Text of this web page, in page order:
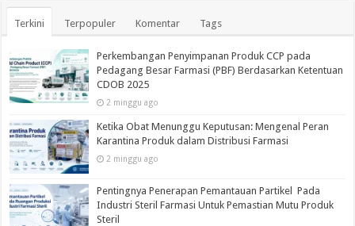
Terkini Terpopuler Komentar Tags
Perkembangan Penyimpanan Produk CCP pada
Pedagang Besar Farmasi (PBF) Berdasarkan Ketentuan
CDOB 2025
2 minggu ago
Ketika Obat Menunggu Keputusan: Mengenal Peran
Karantina Produk dalam Distribusi Farmasi
2 minggu ago
Pentingnya Penerapan Pemantauan Partikel Pada
Industri Steril Farmasi Untuk Pemastian Mutu Produk
Steril